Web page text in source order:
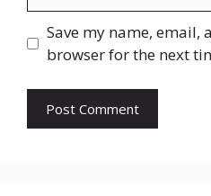
Website
Save my name, email,
browser for the next